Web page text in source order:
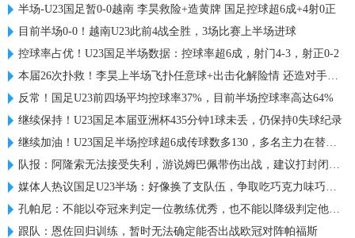
半场-U23国足暂0-0越南 李昊救险+造黄牌 国足控球超6成+4射0正
目前半场0-0！越南U23此前4战全胜，3场比赛上半场进球
控球率占优！U23国足半场数据：控球率超6成，射门4-3，射正0-2
本届26次扑救！李昊上半场飞扑任意球+出击化解险情 还造对手一黄
反常！国足U23前四场平均控球率37%，目前半场控球率高达64%
继续保持！U23国足本届亚洲杯435分钟1球未丢，仍保持0失球纪录
继续加油！U23国足半场控球超6成传球数多130，多名主力在替补席
队报：阿隆索无法接受失利，游说姆巴佩带伤出战，建议打封闭被拒
媒体人热议国足U23半场：好像换了支队伍，争取吃巧克力味巧克力
孔帕尼：不能以夺冠来判定一位教练优秀，也不能以降级判定他糟糕
跟队：恩佐回归训练，暂时无法确定能否出战欧冠对阵帕福斯